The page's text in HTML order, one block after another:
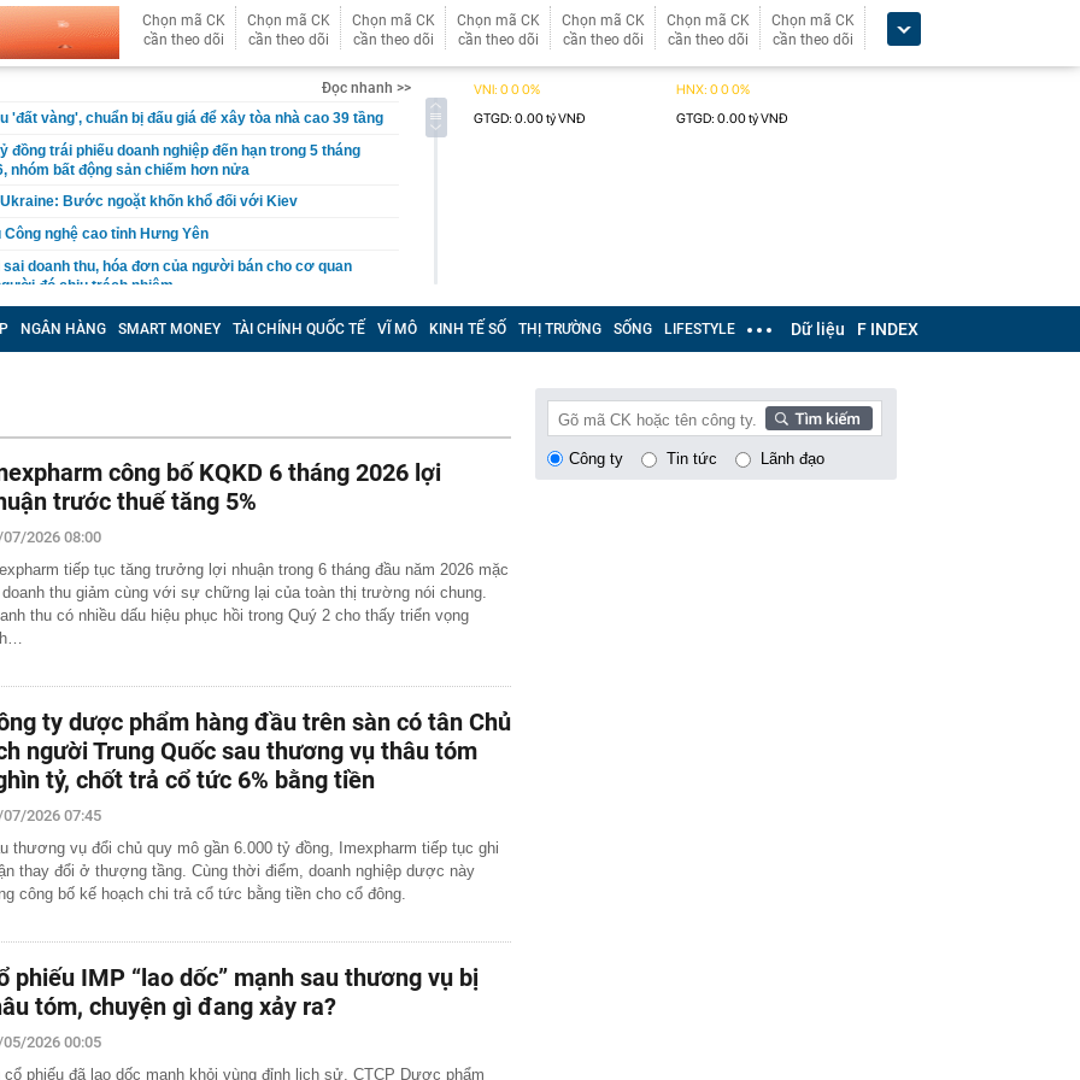
Chọn mã CK
cần theo dõi
Chọn mã CK
cần theo dõi
Chọn mã CK
cần theo dõi
Chọn mã CK
cần theo dõi
Chọn mã CK
cần theo dõi
Chọn mã CK
cần theo dõi
Chọn mã CK
cần theo dõi
Đọc nhanh >>
'đất vàng', chuẩn bị đấu giá để xây tòa nhà cao 39 tầng
đồng trái phiếu doanh nghiệp đến hạn trong 5 tháng
nhóm bất động sản chiếm hơn nửa
Bước ngoặt khốn khổ đối với Kiev
Công nghệ cao tỉnh Hưng Yên
sai doanh thu, hóa đơn của người bán cho cơ quan
đó chịu trách nhiệm
chân” dòng tiền ngoại âm thầm đổ hàng nghìn tỷ vào
Nam
xấp tiền mặt 20.000.000 đồng nằm chỏng chơ trên
ông SN 1984 phải làm việc với cơ quan chức năng
trong đề thi
vàng miếng ngày 8/8 tại SJC, Bảo Tín Minh Châu, Bảo
Phú Quý
ngờ bị đe dọa trước một đối thủ mới: Giá rẻ hơn hẳn,
chốt đơn
miền Tây: Rộng thênh thang không thấy điểm dừng,
nào cũng quá wow
bẩy mở rộng không gian phát triển phía Bắc Thủ đô
Bắc: Trải qua cuộc "Cuộc đại phẫu" không gây mê,
nỗ lực từng ngày để "sòng phẳng" với niềm tin của
2 bánh khi đỗ trong khu đô thị ở Hà Nội: Chủ xe lên
thông qua dự luật áp thuế lên tới 100% với nước mua
xảy ra với Bamboo Airways?
thị sinh thái 2 tỷ USD có 11km ven sông khiến MC Mai
ngay trên sóng livestream
nước ngọt thuộc dạng hiếm ở tỉnh miền Trung: Từng
biển, nước chuyển từ mặn sang ngọt
bán kim cương online, ship tận nơi: Chuyên gia cảnh
NGÂN HÀNG SMART MONEY TÀI CHÍNH QUỐC TẾ VĨ MÔ KINH TẾ SỐ THỊ TRƯỜNG SỐNG LIFESTYLE Dữ liệu F INDEX
công bố KQKD 6 tháng 2026 lợi
trước thuế tăng 5%
2026 08:00
tiếp tục tăng trưởng lợi nhuận trong 6 tháng đầu năm 2026 mặc
doanh thu giảm cùng với sự chững lại của toàn thị trường nói chung.
thu có nhiều dấu hiệu phục hồi trong Quý 2 cho thấy triển vọng
ty dược phẩm hàng đầu trên sàn có tân Chủ
người Trung Quốc sau thương vụ thâu tóm
tỷ, chốt trả cổ tức 6% bằng tiền
2026 07:45
thương vụ đổi chủ quy mô gần 6.000 tỷ đồng, Imexpharm tiếp tục ghi
thay đổi ở thượng tầng. Cùng thời điểm, doanh nghiệp dược này
công bố kế hoạch chi trả cổ tức bằng tiền cho cổ đông.
phiếu IMP “lao dốc” mạnh sau thương vụ bị
tóm, chuyện gì đang xảy ra?
2026 00:05
cổ phiếu đã lao dốc mạnh khỏi vùng đỉnh lịch sử, CTCP Dược phẩm
Công ty Tin tức Lãnh đạo